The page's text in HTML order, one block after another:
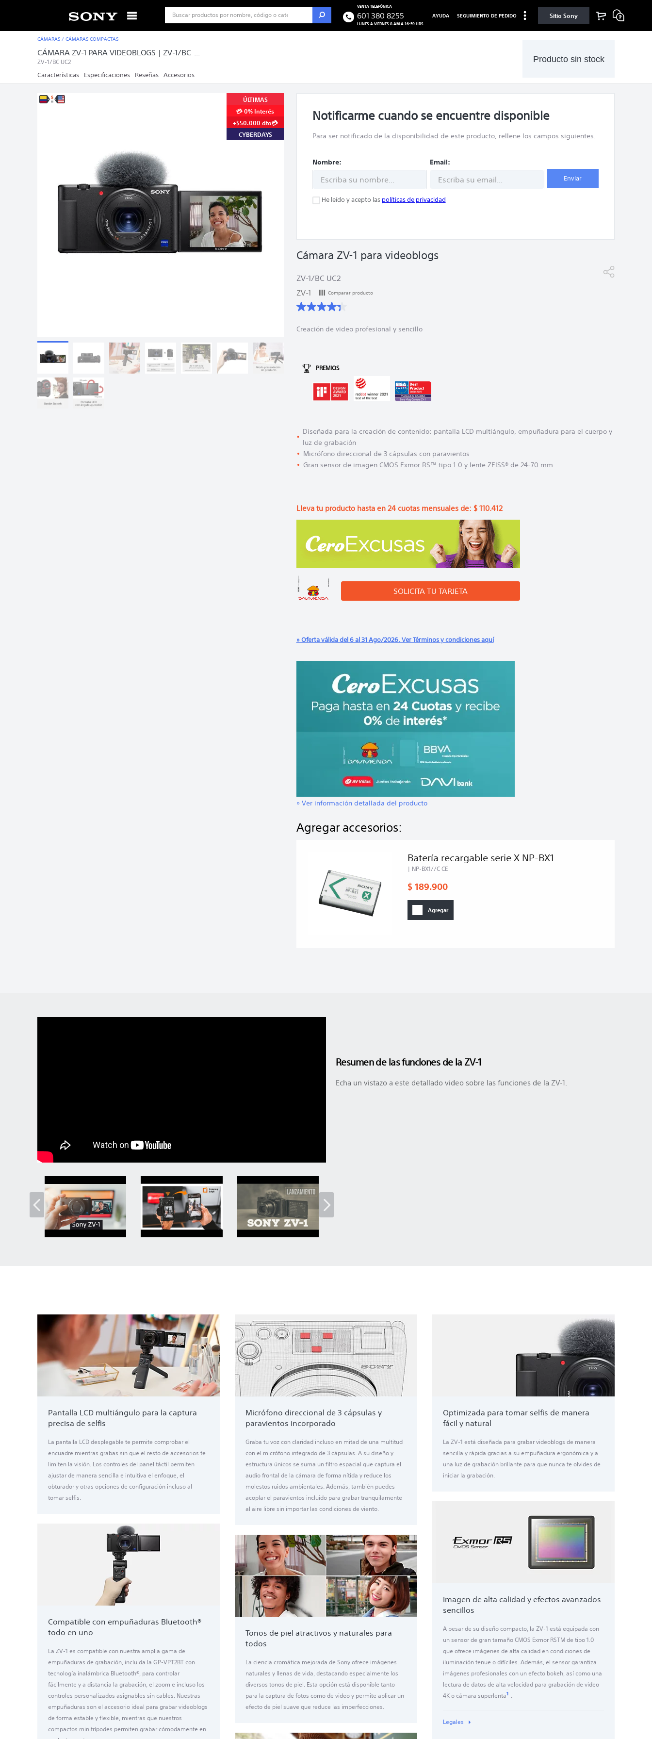
Buscar productos por nombre, código o categoría... VENTA TELEFÓNICA
601 380 8255
LUNES A VIERNES 8 AM A 16:59 HRS
AYUDA SEGUIMIENTO DE PEDIDO Sitio Sony
CÁMARAS / CÁMARAS COMPACTAS
CÁMARA ZV-1 PARA VIDEOBLOGS | ZV-1/BC ...
ZV-1/BC UC2
Características
Especificaciones Reseñas Accesorios
Producto sin stock
ÚLTIMAS
💳 0% Interés
+$50.000 dto💳
CYBERDAYS
Notificarme cuando se encuentre disponible
Para ser notificado de la disponibilidad de este producto, rellene los campos siguientes.
Nombre: Email:
Enviar
He leído y acepto las políticas de privacidad
Cámara ZV-1 para videoblogs
ZV-1/BC UC2
ZV-1
Comparar producto
4.3
5
Creación de video profesional y sencillo
PREMIOS
Diseñada para la creación de contenido: pantalla LCD multiángulo, empuñadura para el cuerpo y
luz de grabación
Micrófono direccional de 3 cápsulas con paravientos
Gran sensor de imagen CMOS Exmor RS™ tipo 1.0 y lente ZEISS® de 24-70 mm
Lleva tu producto hasta en 24cuotas mensuales de: $ 110.412
SOLICITA TU TARJETA
» Oferta válida del 6 al 31 Ago/2026. Ver Términos y condiciones aquí
» Ver información detallada del producto
Agregar accesorios:
Batería recargable serie X NP-BX1
| NP-BX1//C CE
$ 189.900
Agregar
Resumen de las funciones de la ZV-1
Echa un vistazo a este detallado video sobre las funciones de la ZV-1.
Pantalla LCD multiángulo para la captura
precisa de selfis
La pantalla LCD desplegable te permite comprobar el
encuadre mientras grabas sin que el resto de accesorios te
limiten la visión. Los controles del panel táctil permiten
ajustar de manera sencilla e intuitiva el enfoque, el
obturador y otras opciones de configuración incluso al
tomar selfis.
Compatible con empuñaduras Bluetooth®
todo en uno
La ZV-1 es compatible con nuestra amplia gama de
empuñaduras de grabación, incluida la GP-VPT2BT con
tecnología inalámbrica Bluetooth®, para controlar
fácilmente y a distancia la grabación, el zoom e incluso los
controles personalizados asignables sin cables. Nuestras
empuñaduras son el accesorio ideal para grabar videoblogs
de forma estable y flexible, mientras que nuestros
compactos minitrípodes permiten grabar cómodamente en
Micrófono direccional de 3 cápsulas y
paravientos incorporado
Graba tu voz con claridad incluso en mitad de una multitud
con el micrófono integrado de 3 cápsulas. A su diseño y
estructura únicos se suma un filtro espacial que captura el
audio frontal de la cámara de forma nítida y reduce los
molestos ruidos ambientales. Además, también puedes
acoplar el paravientos incluido para grabar tranquilamente
al aire libre sin importar las condiciones de viento.
Tonos de piel atractivos y naturales para
todos
La ciencia cromática mejorada de Sony ofrece imágenes
naturales y llenas de vida, destacando especialmente los
diversos tonos de piel. Esta opción está disponible tanto
para la captura de fotos como de video y permite aplicar un
efecto de piel suave que reduce las imperfecciones.
Optimizada para tomar selfis de manera
fácil y natural
La ZV-1 está diseñada para grabar videoblogs de manera
sencilla y rápida gracias a su empuñadura ergonómica y a
una luz de grabación brillante para que nunca te olvides de
iniciar la grabación.
Imagen de alta calidad y efectos avanzados
sencillos
A pesar de su diseño compacto, la ZV-1 está equipada con
un sensor de gran tamaño CMOS Exmor RSTM de tipo 1.0
que ofrece imágenes de alta calidad en condiciones de
iluminación tenue o difíciles. Además, el sensor garantiza
imágenes profesionales con un efecto bokeh, así como una
lectura de datos de alta velocidad para grabación de video
4K o cámara superlenta1 .
Legales
TÉRMINOS MÁS BUSCADOS
playstation
play station 5
3.
audifonos
tocadiscos
parlante ult tower
audifonos inalambricos